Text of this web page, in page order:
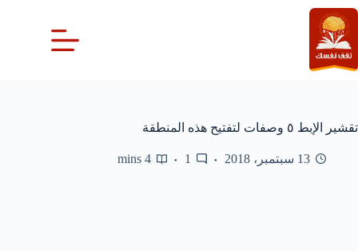
التجاوز
إلى
المحتوى
تقشير الإبط ٥ وصفات لتفتيح هذه المنطقة
13 سبتمبر، 2018 1
4 mins